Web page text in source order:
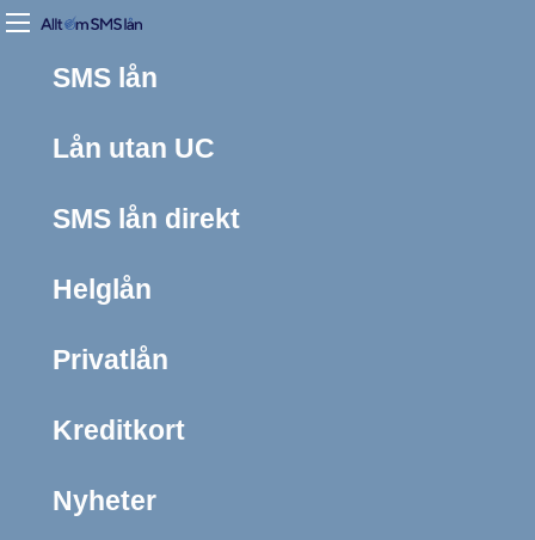
SMS lån
Lån utan UC
SMS lån direkt
Helglån
Privatlån
Kreditkort
Nyheter